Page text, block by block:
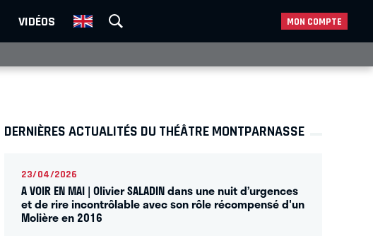
VIDÉOS MON COMPTE
DERNIÈRES ACTUALITÉS DU THÉÂTRE MONTPARNASSE
23/04/2026
A VOIR EN MAI | Olivier SALADIN dans une nuit d’urgences
et de rire incontrôlable avec son rôle récompensé d'un
Molière en 2016